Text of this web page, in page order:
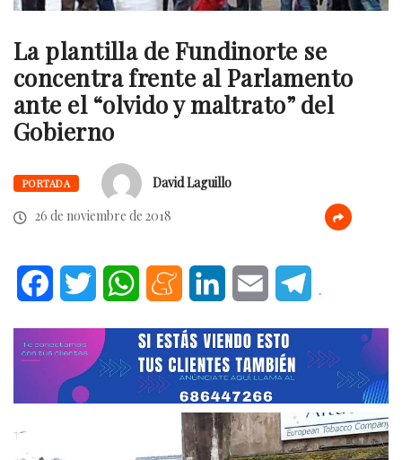
La plantilla de Fundinorte se
concentra frente al Parlamento
ante el “olvido y maltrato” del
Gobierno
PORTADA
David Laguillo
26 de noviembre de 2018
FacebookTwitter WhatsAppMeneameLinkedInEmail .